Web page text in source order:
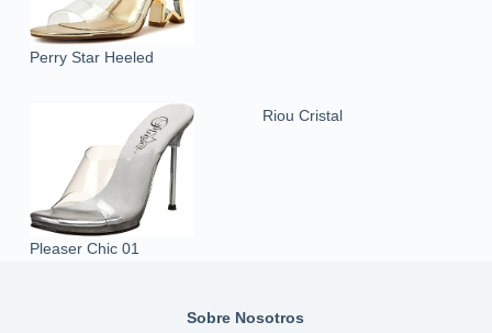
Perry Star Heeled
Pleaser Chic 01
Riou Cristal
Sobre Nosotros